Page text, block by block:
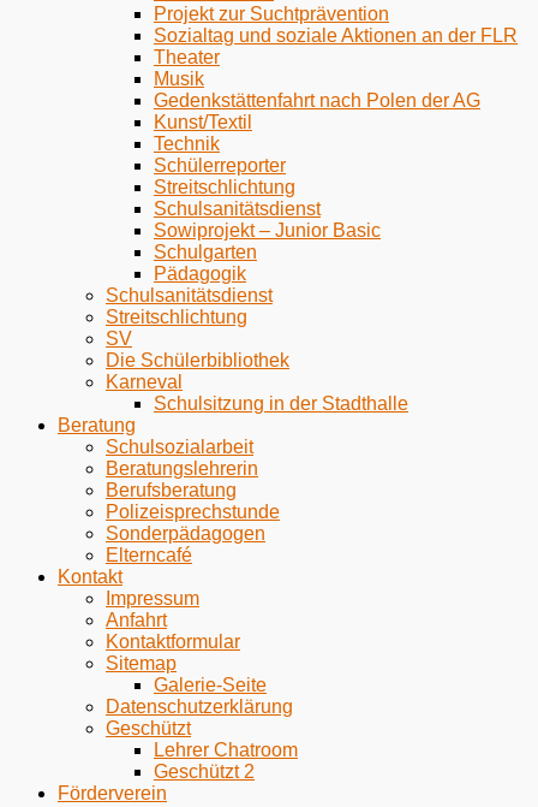
Projekt zur Suchtprävention
Sozialtag und soziale Aktionen an der FLR
Theater
Musik
Gedenkstättenfahrt nach Polen der AG
Kunst/Textil
Technik
Schülerreporter
Streitschlichtung
Schulsanitätsdienst
Sowiprojekt – Junior Basic
Schulgarten
Pädagogik
Schulsanitätsdienst
Streitschlichtung
SV
Die Schülerbibliothek
Karneval
Schulsitzung in der Stadthalle
Beratung
Schulsozialarbeit
Beratungslehrerin
Berufsberatung
Polizeisprechstunde
Sonderpädagogen
Elterncafé
Kontakt
Impressum
Anfahrt
Kontaktformular
Sitemap
Galerie-Seite
Datenschutzerklärung
Geschützt
Lehrer Chatroom
Geschützt 2
Förderverein